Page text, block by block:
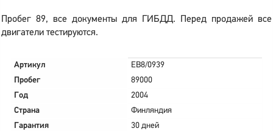
Пробег 89, все документы для ГИБДД. Перед продажей все
двигатели тестируются.
Артикул
EB8/0939
Пробег
89000
Год
2004
Страна
Финляндия
Гарантия
30 дней